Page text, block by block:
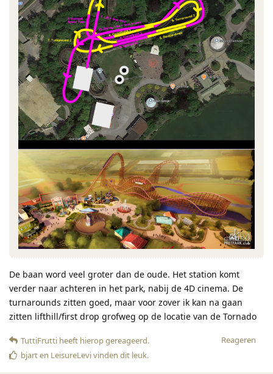
De baan word veel groter dan de oude. Het station komt
verder naar achteren in het park, nabij de 4D cinema. De
turnarounds zitten goed, maar voor zover ik kan na gaan
zitten lifthill/first drop grofweg op de locatie van de Tornado
Reageren
TuttiFrutti heeft hierop gereageerd.
bjarten LeisureLevivinden dit leuk.